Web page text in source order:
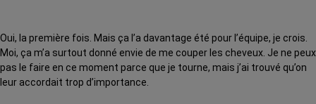
Oui, la première fois. Mais ça l’a davantage été pour l’équipe, je crois.
Moi, ça m’a surtout donné envie de me couper les cheveux. Je ne peux
pas le faire en ce moment parce que je tourne, mais j’ai trouvé qu’on
leur accordait trop d’importance.